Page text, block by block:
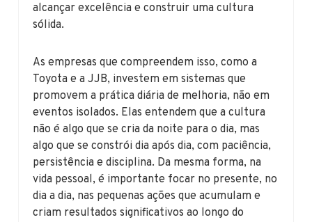
alcançar excelência e construir uma cultura
sólida.
As empresas que compreendem isso, como a
Toyota e a JJB, investem em sistemas que
promovem a prática diária de melhoria, não em
eventos isolados. Elas entendem que a cultura
não é algo que se cria da noite para o dia, mas
algo que se constrói dia após dia, com paciência,
persistência e disciplina. Da mesma forma, na
vida pessoal, é importante focar no presente, no
dia a dia, nas pequenas ações que acumulam e
criam resultados significativos ao longo do